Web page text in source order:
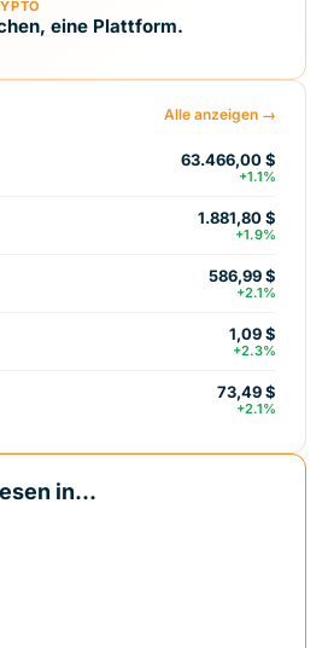
eine Plattform.
Alle anzeigen →
63.466,00 $
+1.1%
1.881,80 $
+1.9%
586,99 $
+2.1%
1,09 $
+2.3%
73,49 $
+2.1%
in...